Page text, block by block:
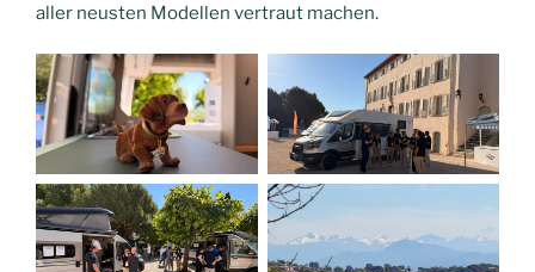
aller neusten Modellen vertraut machen.